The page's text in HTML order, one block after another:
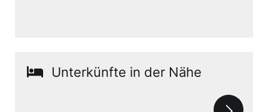
Unterkünfte in der Nähe